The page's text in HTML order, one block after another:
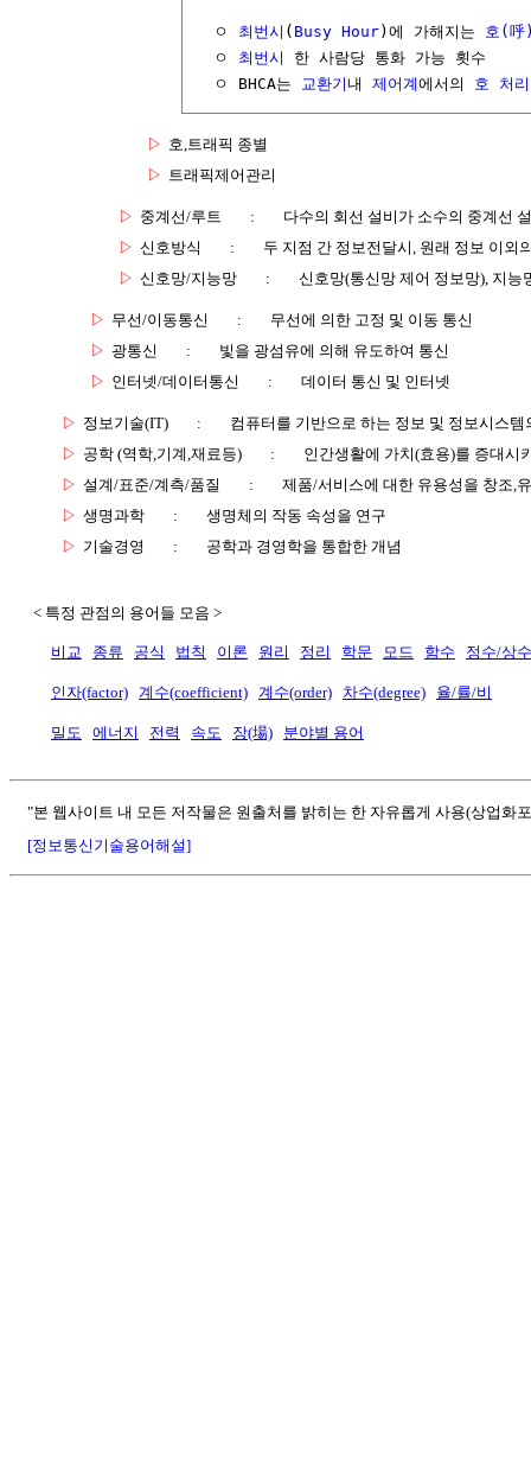
  ㅇ
최번시 ( Busy Hour)에 가해지는 호(
  ㅇ
최번시
한 사람당 통화 가능 횟수
  ㅇ BHCA는
교환기내 제어계에서의 호 처리
▷ 호,트래픽 종별
▷ 트래픽제어관리
▷ 중계선/루트 :
다수의 회선 설비가 소수의 중계선
▷ 신호방식 :
두 지점 간 정보전달시, 원래 정보 이외
▷ 신호망/지능망 : 신호망(통신망 제어 정보망), 지능
▷ 무선/이동통신 :
무선에 의한 고정 및 이동 통신
▷ 광통신 :
빛을 광섬유에 의해 유도하여 통신
▷ 인터넷/데이터통신 : 데이터 통신 및 인터넷
▷ 정보기술(IT) :
컴퓨터를 기반으로 하는 정보 및 정보시스템
▷ 공학 (역학,기계,재료등) :
인간생활에 가치(효용)를 증대시
▷ 설계/표준/계측/품질 :
제품/서비스에 대한 유용성을 창조,
▷ 생명과학 :
생명체의 작동 속성을 연구
▷ 기술경영 : 공학과 경영학을 통합한 개념
< 특정 관점의 용어들 모음 >
비교 종류 공식 법칙 이론 원리 정리 학문 모드 함수 정수/상수
인자(factor) 계수(coefficient) 계수(order) 차수(degree) 율/률/비
밀도 에너지 전력 속도 장(場) 분야별 용어
"본 웹사이트 내 모든 저작물은 원출처를 밝히는 한 자유롭게 사용(상업화
[정보통신기술용어해설]